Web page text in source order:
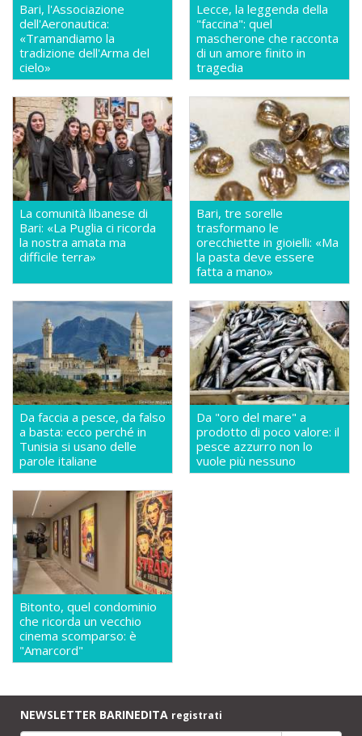
Bari, l'Associazione
dell'Aeronautica:
«Tramandiamo la
tradizione dell'Arma del
cielo»
Lecce, la leggenda della
"faccina": quel
mascherone che racconta
di un amore finito in
tragedia
La comunità libanese di
Bari: «La Puglia ci ricorda
la nostra amata ma
difficile terra»
Bari, tre sorelle
trasformano le
orecchiette in gioielli: «Ma
la pasta deve essere
fatta a mano»
Da faccia a pesce, da falso
a basta: ecco perché in
Tunisia si usano delle
parole italiane
Da "oro del mare" a
prodotto di poco valore: il
pesce azzurro non lo
vuole più nessuno
Bitonto, quel condominio
che ricorda un vecchio
cinema scomparso: è
"Amarcord"
NEWSLETTER BARINEDITA registrati